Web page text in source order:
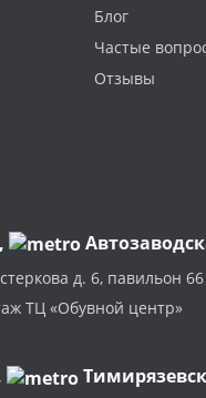
Блог
Частые
Отзывы
,
д. 6, павильон 66
ТЦ «Обувной центр»